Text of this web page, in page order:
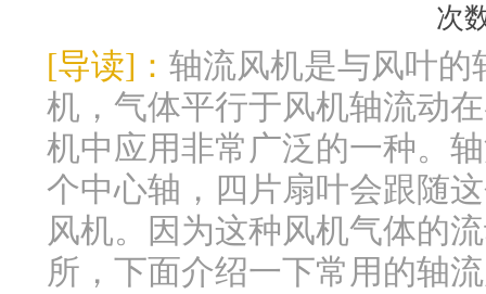
次
[导读]： 轴流风机是与风叶的
机，气体平行于风机轴流动
机中应用非常广泛的一种。
个中心轴，四片扇叶会跟随
风机。因为这种风机气体的
所，下面介绍一下常用的轴